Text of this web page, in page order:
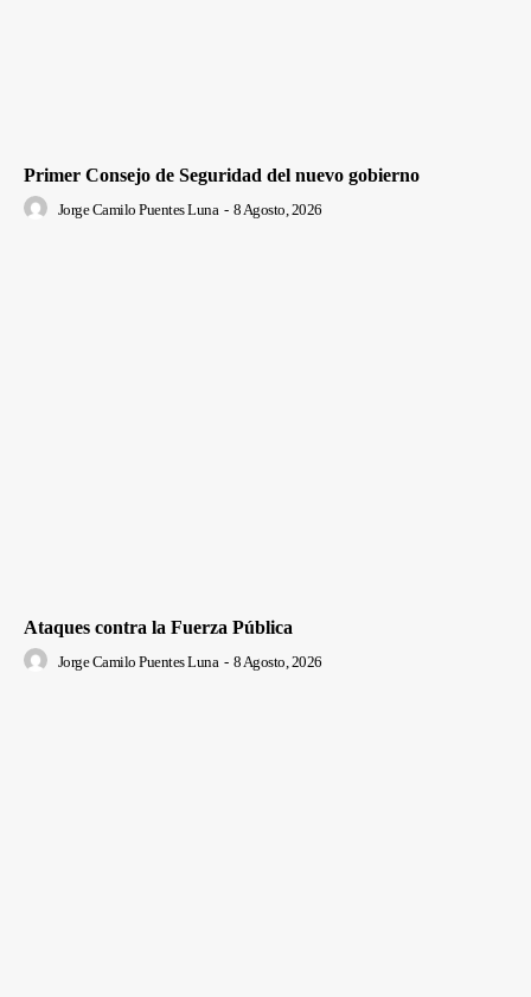
Primer Consejo de Seguridad del nuevo gobierno
Jorge Camilo Puentes Luna - 8 Agosto, 2026
Ataques contra la Fuerza Pública
Jorge Camilo Puentes Luna - 8 Agosto, 2026